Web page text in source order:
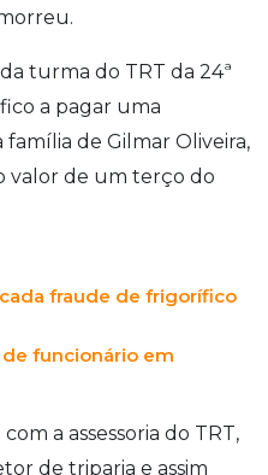
turma do TRT da 24ª
a pagar uma
de Gilmar Oliveira,
valor de um terço do
fraude de frigorífico
funcionário em
a assessoria do TRT,
de triparia e assim